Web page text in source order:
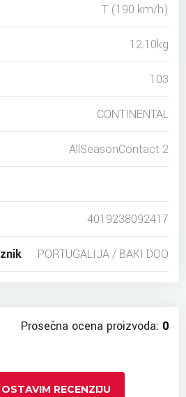
T (190 km/h)
12.10kg
103
CONTINENTAL
AllSeasonContact 2
4019238092417
PORTUGALIJA / BAKI DOO
Prosečna ocena proizvoda: 0
RECENZIJU